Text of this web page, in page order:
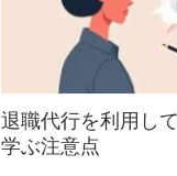
退職代行を利用し
学ぶ注意点